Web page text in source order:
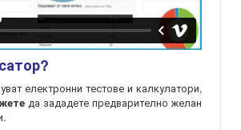
електронни тестове и калкулатори,
да зададете предварително желан